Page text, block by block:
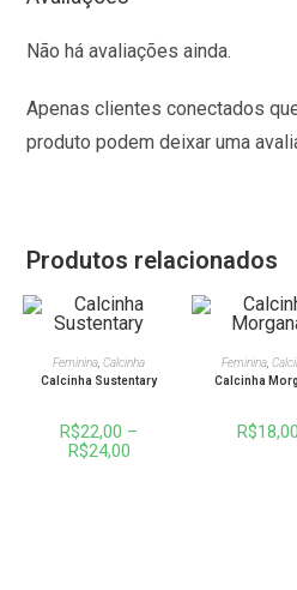
Não há avaliações ainda.
Apenas clientes conectados
produto podem deixar uma
Produtos relacionados
VER OPÇÕES
Feminina ,Calcinha
Calcinha Sustentary
R$22,00 –
R$24,00
VER
Feminina ,
Calcinha
R$18,00